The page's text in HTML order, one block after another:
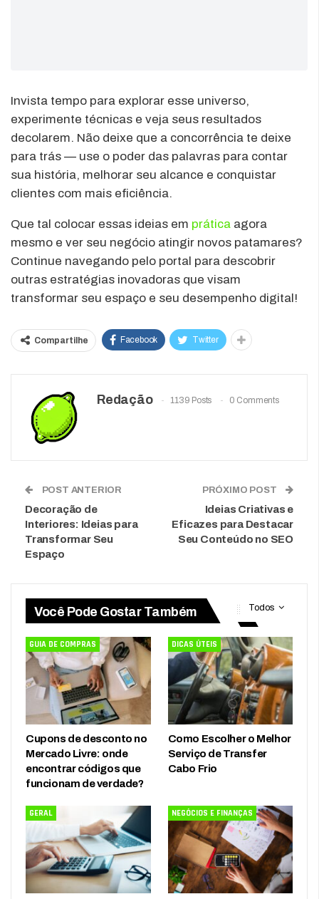
Invista tempo para explorar esse universo,
experimente técnicas e veja seus resultados
decolarem. Não deixe que a concorrência te deixe
para trás — use o poder das palavras para contar
sua história, melhorar seu alcance e conquistar
clientes com mais eficiência.
Que tal colocar essas ideias em prática agora
mesmo e ver seu negócio atingir novos patamares?
Continue navegando pelo portal para descobrir
outras estratégias inovadoras que visam
transformar seu espaço e seu desempenho digital!
Compartilhe Facebook Twitter
Redação 1139 Posts 0 Comments
POST ANTERIOR
Decoração de
Interiores: Ideias para
Transformar Seu
Espaço
PRÓXIMO POST
Ideias Criativas e
Eficazes para Destacar
Seu Conteúdo no SEO
Todos
Você Pode Gostar Também
GUIA DE COMPRAS
Cupons de desconto no
Mercado Livre: onde
encontrar códigos que
funcionam de verdade?
DICAS ÚTEIS
Como Escolher o Melhor
Serviço de Transfer
Cabo Frio
GERAL NEGÓCIOS E FINANÇAS